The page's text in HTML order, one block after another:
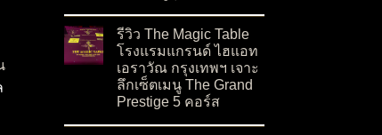
รีวิว The Magic Table
โรงแรมแกรนด์ ไฮแอท
เอราวัณ กรุงเทพฯ เจาะ
ลึกเซ็ตเมนู The Grand
Prestige 5 คอร์ส